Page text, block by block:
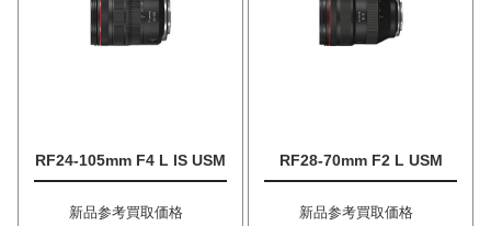
RF24-105mm F4 L IS USM
新品参考買取価格
RF28-70mm F2 L USM
新品参考買取価格